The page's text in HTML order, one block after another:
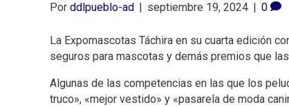
Por ddlpueblo-ad septiembre 19, 2024 0
La Expomascotas Táchira en su cuarta edición
seguros para mascotas y demás premios que
Algunas de las competencias en las que los
truco», «mejor vestido» y «pasarela de moda